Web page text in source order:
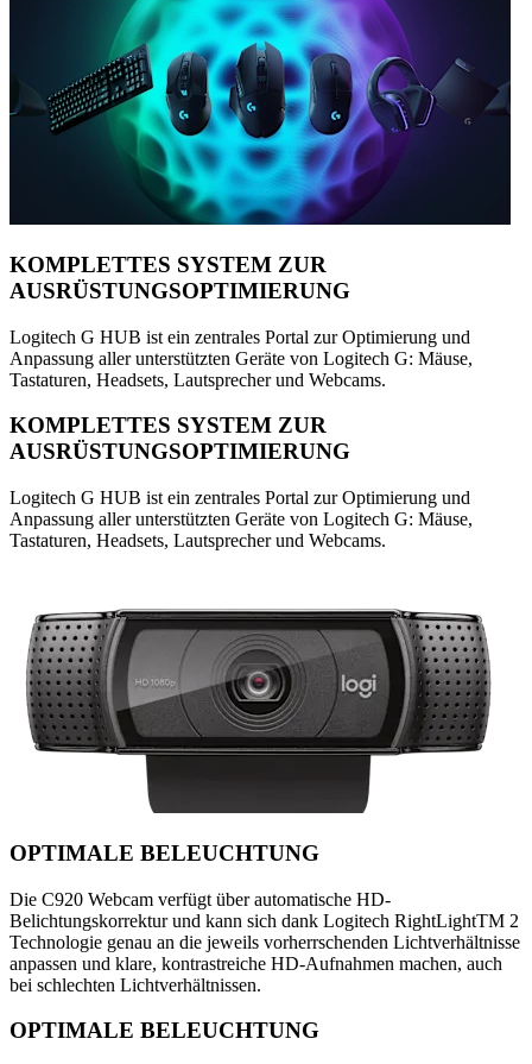
KOMPLETTES SYSTEM ZUR
AUSRÜSTUNGSOPTIMIERUNG
Logitech G HUB ist ein zentrales Portal zur Optimierung und
Anpassung aller unterstützten Geräte von Logitech G: Mäuse,
Tastaturen, Headsets, Lautsprecher und Webcams.
KOMPLETTES SYSTEM ZUR
AUSRÜSTUNGSOPTIMIERUNG
Logitech G HUB ist ein zentrales Portal zur Optimierung und
Anpassung aller unterstützten Geräte von Logitech G: Mäuse,
Tastaturen, Headsets, Lautsprecher und Webcams.
OPTIMALE BELEUCHTUNG
Die C920 Webcam verfügt über automatische HD-
Belichtungskorrektur und kann sich dank Logitech RightLightTM 2
Technologie genau an die jeweils vorherrschenden Lichtverhältnisse
anpassen und klare, kontrastreiche HD-Aufnahmen machen, auch
bei schlechten Lichtverhältnissen.
OPTIMALE BELEUCHTUNG